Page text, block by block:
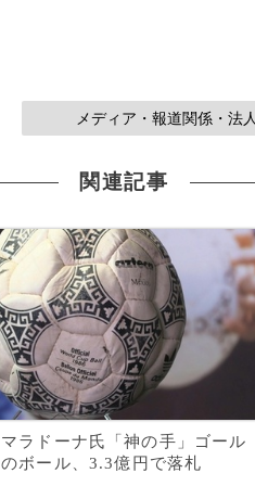
メディア・報道関係・法
関連記事
マラドーナ氏「神の手」ゴール
のボール、3.3億円で落札